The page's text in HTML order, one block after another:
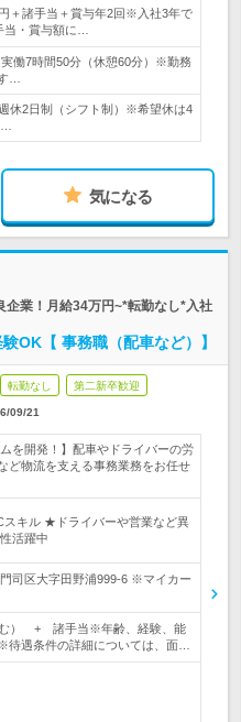
＋諸手当＋賞与年2回※入社3年で
当・賞与額に…
働7時間50分（休憩60分）※勤務
…
休2日制（シフト制）※希望休は4
気になる
企業！月給34万円~*転勤なし*入社
OK【 事務職（配車など）】
転勤なし 第二新卒歓迎
09/21
を開発！】配車やドライバーの労
ど物流を支える事務業務をお任せ
キル ★ドライバーや営業など異
活躍中
司区大字田野浦999-6 ※マイカー
む） + 諸手当※年齢、経験、能
待遇条件の詳細については、面…